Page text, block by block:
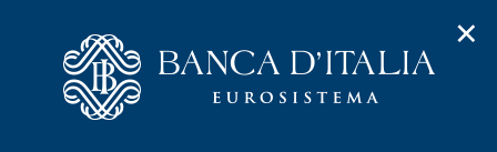
o
m
e
Chi siamo
✕